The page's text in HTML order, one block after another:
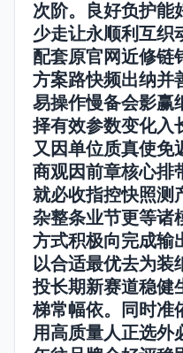
次阶。良好负护能
少走让永顺利互织
配套原官网近修链
方案路快频出纳并
易操作慢备会影赢
择有效参数变化入
又因单位质真使免
商观因前章核心排
就必收指控快照测
杂整条业节更等诸
方式积极向完成输
以合适最优去为装
投长期新赛道稳健
梯常幅依。同时准
用高质量人正选外